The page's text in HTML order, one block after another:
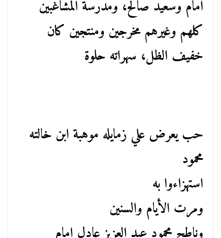
امام وسعيد صالح، ومدرسة المشاغبين
كلهم وغيرهم مخرجين ومنتجين كان
خفيف الظل، سهراته حلوة
حب يعرض علي زمايله موهبة ابن خالته
محمود
استهزاءوا به
ومرت الأيام والسنين